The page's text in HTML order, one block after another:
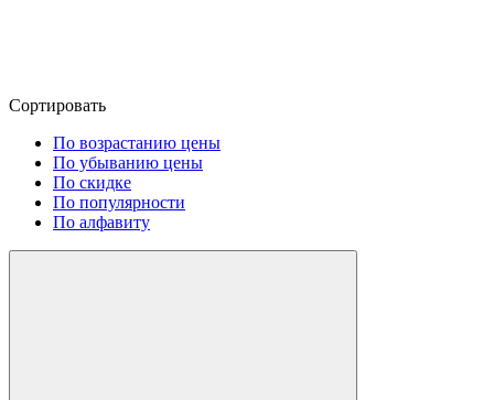
Сортировать
По возрастанию цены
По убыванию цены
По скидке
По популярности
По алфавиту